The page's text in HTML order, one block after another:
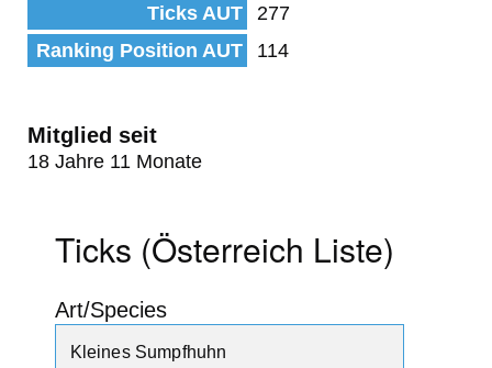
Ticks AUT
277
Ranking Position AUT
114
Mitglied seit
18 Jahre 11 Monate
Ticks (Österreich Liste)
Art/Species